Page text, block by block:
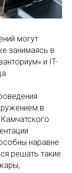
могут
занимаясь в
и IT-
в
наравне
решать такие